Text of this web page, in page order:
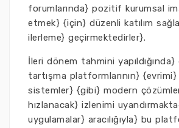
forumlarında} pozitif kurumsal
etmek} {için} düzenli katılım
ilerleme} geçirmektedirler}.
İleri dönem tahmini
tartışma platformlarının}
sistemler} {gibi} modern
hızlanacak} izlenimi
uygulamalar} aracılığıyla} bu